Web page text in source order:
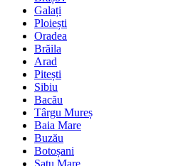
Galați
Ploiești
Oradea
Brăila
Arad
Pitești
Sibiu
Bacău
Târgu Mureș
Baia Mare
Buzău
Botoșani